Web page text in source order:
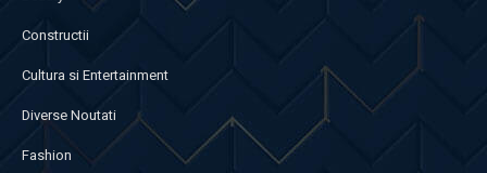
Constructii
Cultura si Entertainment
Diverse Noutati
Fashion